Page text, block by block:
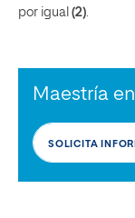
por igual (2)
Maestría
SOLICITA